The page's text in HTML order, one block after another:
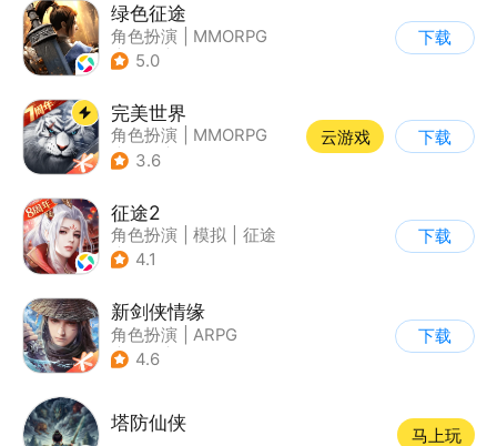
绿色征途
角色扮演
MMORPG
| 战争
5.0
下载
完美世界
角色扮演
MMORPG
| 奇幻
3.6
云游戏 下载
征途2
角色扮演 模拟
征途
| 端游移植
4.1
下载
新剑侠情缘
角色扮演
ARPG
| 武侠
4.6
下载
塔防仙侠
马上玩